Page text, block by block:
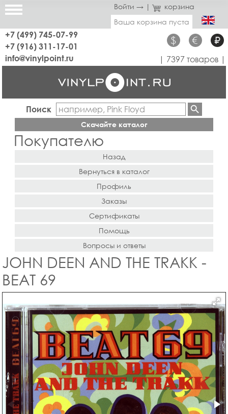
Войти → |
корзина
Ваша корзина пуста
+7 (499) 745-07-99
+7 (916) 311-17-01
$ € ₽
info@vinylpoint.ru | 7397 товаров |
Поиск
Скачайте каталог
Покупателю
Назад
Вернуться в каталог
Профиль
Заказы
Сертификаты
Помощь
Вопросы и ответы
JOHN DEEN AND THE TRAKK -
BEAT 69